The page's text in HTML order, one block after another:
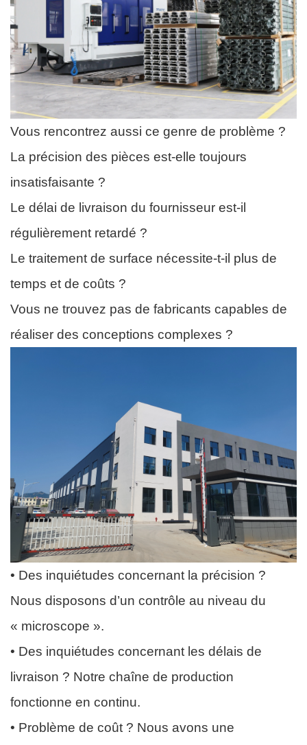
Vous rencontrez aussi ce genre de problème ?
La précision des pièces est-elle toujours
insatisfaisante ?
Le délai de livraison du fournisseur est-il
régulièrement retardé ?
Le traitement de surface nécessite-t-il plus de
temps et de coûts ?
Vous ne trouvez pas de fabricants capables de
réaliser des conceptions complexes ?
• Des inquiétudes concernant la précision ?
Nous disposons d’un contrôle au niveau du
« microscope ».
• Des inquiétudes concernant les délais de
livraison ? Notre chaîne de production
fonctionne en continu.
• Problème de coût ? Nous avons une